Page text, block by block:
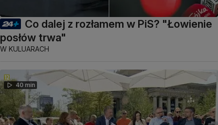
Co dalej z rozłamem w PiS? "Łowienie
posłów trwa"
W KULUARACH
40 min